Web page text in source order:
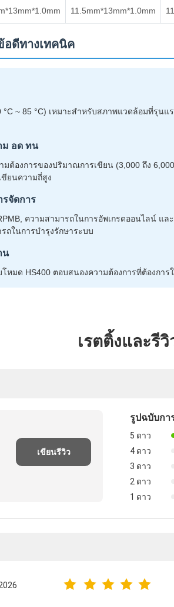
11.5mm*13mm*1.0mm
ดีทางเทคนิค
~ 85 °C) เหมาะสําหรับสภาพแวดล้อมที่รุนแ
ม อด ทน
มต้องการของปริมาณการเขียน (3,000 ถึง
ยนความถี่สูง
จัดการ
ความสามารถในการอัพเกรดออนไลน์ แ
ถในการบํารุงรักษาระบบ
น
หมด HS400 ตอบสนองความต้องการที่ต้องกา
เรตติ้งและรีวิ
เขียนรีวิว
รูปฉบับกา
5 ดาว
4 ดาว
3 ดาว
2 ดาว
1 ดาว